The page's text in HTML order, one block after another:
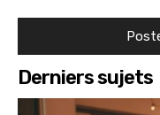
Derniers sujets